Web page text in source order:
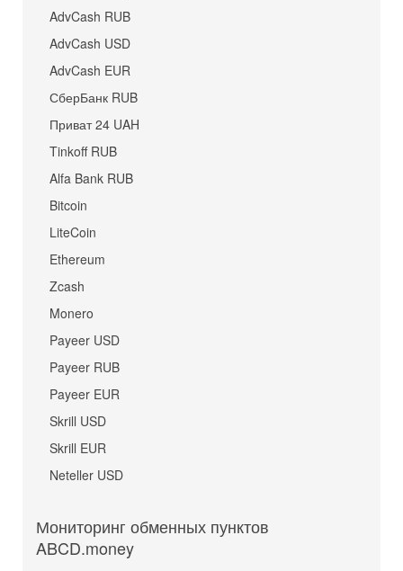
AdvCash RUB
AdvCash USD
AdvCash EUR
СберБанк RUB
Приват 24 UAH
Tinkoff RUB
Alfa Bank RUB
Bitcoin
LiteCoin
Ethereum
Zcash
Monero
Payeer USD
Payeer RUB
Payeer EUR
Skrill USD
Skrill EUR
Neteller USD
Мониторинг обменных пунктов
ABCD.money